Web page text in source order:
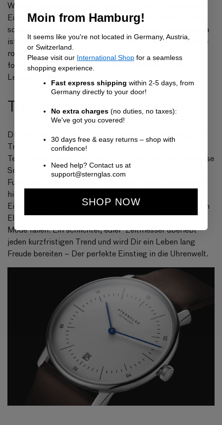
Wasserbeständigkeit und Marke wichtige Überlegungen.
Eine gut gewählte Uhr kann ein Leben lang halten, daher
solltest Du überlegen, was Dir persönlich am wichtigsten
ist. Suchst Du nach einer Uhr für besondere Anlässe, eine
robuste Uhr für jeden Tag oder eine technologisch
fortschrittliche Smartwatch, die mit Deinem aktiven
Lebensstil Schritt hält?
Trends bei Armbanduhren
Die Welt der Armbanduhren ist immer in Bewegung, mit
Trends, die sowohl von der Mode als auch von der
Technologie beeinflusst werden. So werden beispielsweise
Smartwatches immer beliebter, da sie zusätzliche
Funktionen bieten, die über die traditionelle Zeitmessung
hinausgehen.
Eines ist aber gewiss: Minimalistische Designs, die durch
Eleganz und Einfachheit bestechen, werden nie aus der
Mode fallen. Ein schlichter, edler Zeitmesser überlebt
jeden kurzfristigen Trend und wird Dir ein Leben lang
Freude bereiten – Der perfekte Einstieg in die Uhrenwelt.
Moin from Hamburg!
It seems like you're not located in Germany, Austria,
or Switzerland.
Please visit our International Shop for a seamless
shopping experience.
Fast express shipping within 2-5 days, from
Germany directly to your door!
No extra charges (no duties, no taxes):
We've got you covered!
30 days free & easy returns – shop with
confidence!
Need help? Contact us at
support@sternglas.com
SHOP NOW